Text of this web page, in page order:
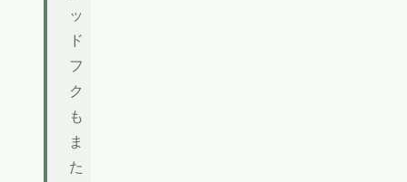
ッ
ド
フ
ク
も
ま
た